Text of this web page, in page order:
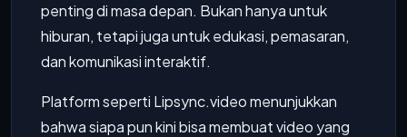
penting di masa depan. Bukan hanya untuk
hiburan, tetapi juga untuk edukasi, pemasaran,
dan komunikasi interaktif.
Platform seperti Lipsync.video menunjukkan
bahwa siapa pun kini bisa membuat video yang